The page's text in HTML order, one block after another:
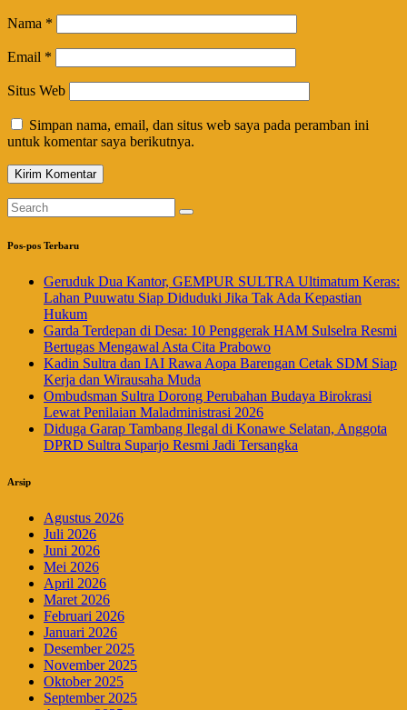
Nama *
Email *
Situs Web
Simpan nama, email, dan situs web saya pada peramban ini
untuk komentar saya berikutnya.
Pos-pos Terbaru
Geruduk Dua Kantor, GEMPUR SULTRA Ultimatum Keras:
Lahan Puuwatu Siap Diduduki Jika Tak Ada Kepastian
Hukum
Garda Terdepan di Desa: 10 Penggerak HAM Sulselra Resmi
Bertugas Mengawal Asta Cita Prabowo
Kadin Sultra dan IAI Rawa Aopa Barengan Cetak SDM Siap
Kerja dan Wirausaha Muda
Ombudsman Sultra Dorong Perubahan Budaya Birokrasi
Lewat Penilaian Maladministrasi 2026
Diduga Garap Tambang Ilegal di Konawe Selatan, Anggota
DPRD Sultra Suparjo Resmi Jadi Tersangka
Arsip
Agustus 2026
Juli 2026
Juni 2026
Mei 2026
April 2026
Maret 2026
Februari 2026
Januari 2026
Desember 2025
November 2025
Oktober 2025
September 2025